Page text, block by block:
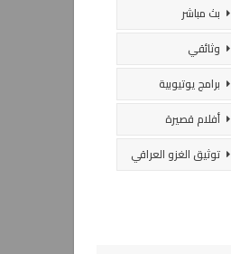
بث مباشر
وثائقي
برامج يوتيوبية
أفلام قصيرة
توثيق الغزو العراقي